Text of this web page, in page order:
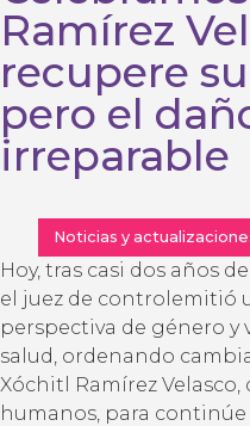
Ramírez
recupere
pero el
irreparable
Noticias y
Hoy, tras casi dos años
el juez de controlemitió
perspectiva de género y
salud, ordenando
Xóchitl Ramírez
humanos, para